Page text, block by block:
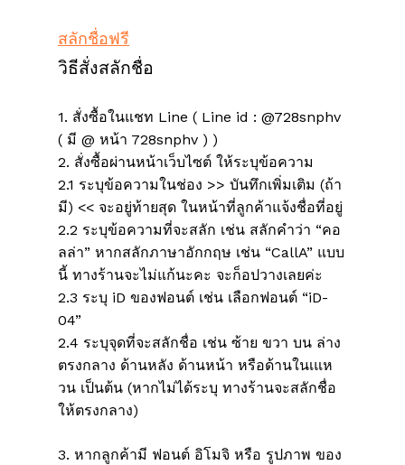
ไม่มีสินค้าในตะกร้า
สลักชื่อฟรี
วิธีสั่งสลักชื่อ
1. สั่งซื้อในแชท Line ( Line id : @728snphv
( มี @ หน้า 728snphv ) )
2. สั่งซื้อผ่านหน้าเว็บไซต์ ให้ระบุข้อความ
2.1 ระบุข้อความในช่อง >> บันทึกเพิ่มเติม (ถ้า
มี) << จะอยู่ท้ายสุด ในหน้าที่ลูกค้าแจ้งชื่อที่อยู่
2.2 ระบุข้อความที่จะสลัก เช่น สลักคำว่า “คอ
ลล่า” หากสลักภาษาอักกฤษ เช่น “CallA” แบบ
นี้ ทางร้านจะไม่แก้นะคะ จะก็อปวางเลยค่ะ
2.3 ระบุ iD ของฟอนต์ เช่น เลือกฟอนต์ “iD-
04”
2.4 ระบุจุดที่จะสลักชื่อ เช่น ซ้าย ขวา บน ล่าง
ตรงกลาง ด้านหลัง ด้านหน้า หรือด้านในเแห
วน เป็นต้น (หากไม่ได้ระบุ ทางร้านจะสลักชื่อ
ให้ตรงกลาง)
3. หากลูกค้ามี ฟอนต์ อิโมจิ หรือ รูปภาพ ของ